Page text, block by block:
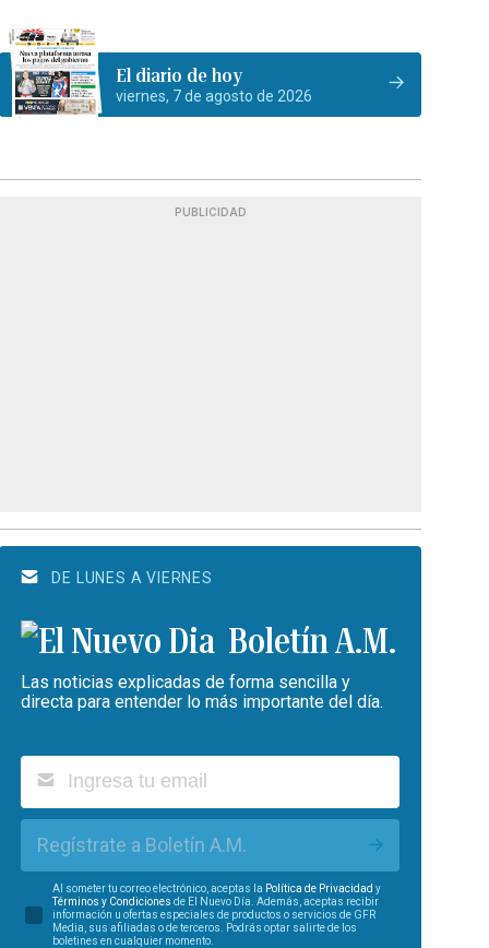
El diario de hoy
viernes, 7 de agosto de 2026
PUBLICIDAD
DE LUNES A VIERNES
Boletín A.M.
Las noticias explicadas de forma sencilla y
directa para entender lo más importante del día.
Regístrate a Boletín A.M.
Al someter tu correo electrónico, aceptas la Política de Privacidad y
Términos y Condiciones de El Nuevo Día. Además, aceptas recibir
información u ofertas especiales de productos o servicios de GFR
Media, sus afiliadas o de terceros. Podrás optar salirte de los
boletines en cualquier momento.